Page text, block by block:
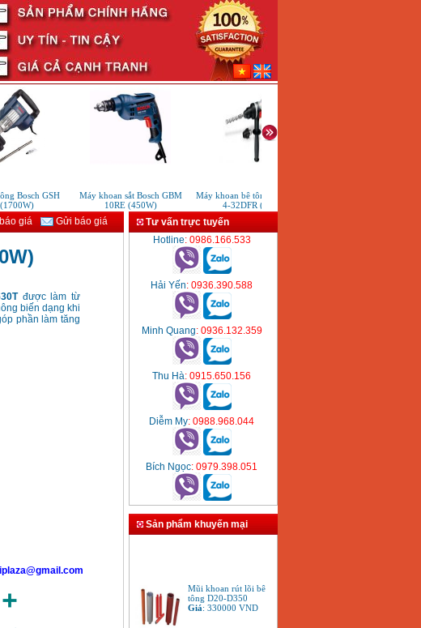
Bosch GSH
Máy khoan sắt Bosch GBM
10RE (450W)
Máy khoan bê tông Bosch GBH
4-32DFR (900W)
giá Gửi báo giá
được làm từ
biến dạng khi
phần làm tăng
Tư vấn trực tuyến
Hotline: 0986.166.533
Hải Yến: 0936.390.588
Minh Quang: 0936.132.359
Thu Hà: 0915.650.156
Diễm My: 0988.968.044
Bích Ngọc: 0979.398.051
Sản phẩm khuyến mại
tông D20-D350
Giá: 330000VND